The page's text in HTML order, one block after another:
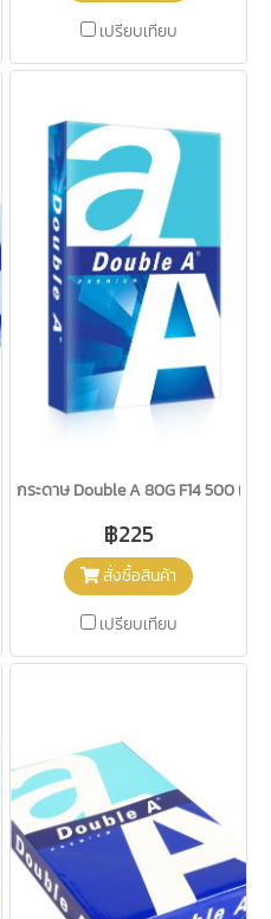
เปรียบเทียบ
กระดาษ Double A 80G F14 500 แผ่น
฿225
สั่งซื้อสินค้า
เปรียบเทียบ